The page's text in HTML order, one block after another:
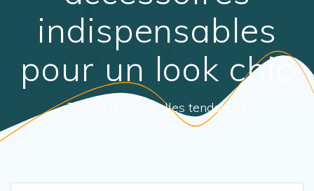
indispensables
pour un look chic
Toutes les nouvelles tendances